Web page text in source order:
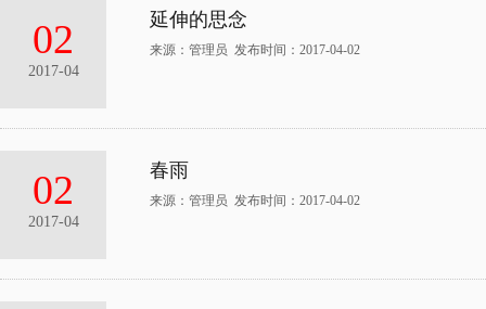
02
2017-04
延伸的思念
来源：管理员 发布时间：2017-04-02
02
2017-04
春雨
来源：管理员 发布时间：2017-04-02